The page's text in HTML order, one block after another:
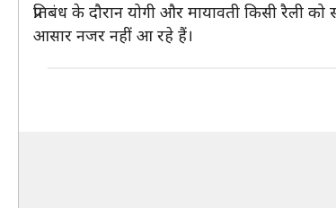
प्रतिबंध के दौरान योगी और मायावती किसी रैली
आसार नजर नहीं आ रहे हैं।